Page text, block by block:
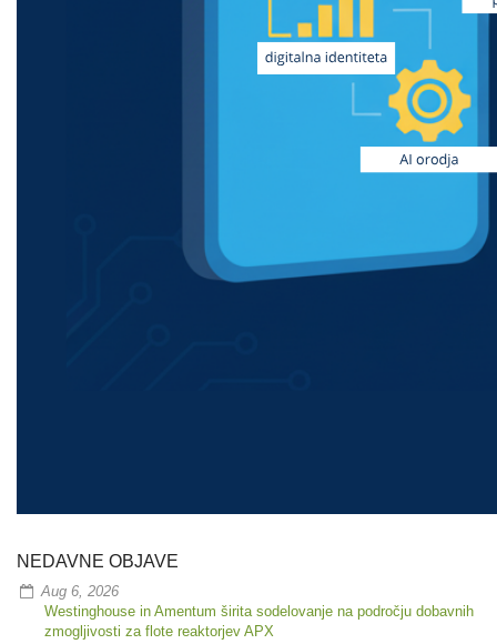
NEDAVNE OBJAVE
Aug 6, 2026
Westinghouse in Amentum širita sodelovanje na področju dobavnih
zmogljivosti za flote reaktorjev APX